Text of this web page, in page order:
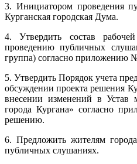
3. Инициатором проведения
Курганская городская Дума.
4. Утвердить состав
проведению публичных
группа) согласно приложению
5. Утвердить Порядок учета
обсуждении проекта решения
внесении изменений в Устав
города Кургана» согласно
решению.
6. Предложить жителям
публичных слушаниях.